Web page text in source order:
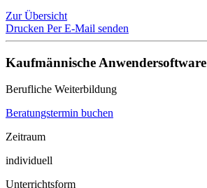
Zur Übersicht
Drucken Per E-Mail senden
Kaufmännische Anwendersoftware
Berufliche Weiterbildung
Beratungstermin buchen
Zeitraum
individuell
Unterrichtsform